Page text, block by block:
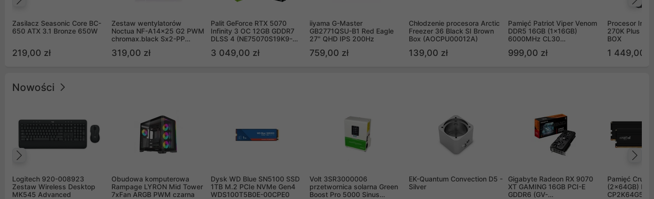
Zasilacz Seasonic Core BC-
650 ATX 3.1 Bronze 650W
219,00 zł
Zestaw wentylatorów
Noctua NF-A14x25 G2 PWM
chromax.black Sx2-PP
(2szt)
319,00 zł
Palit GeForce RTX 5070
Infinity 3 OC 12GB GDDR7
DLSS 4 (NE75070S19K9-
3 049,00 zł
iiyama G-Master
GB2771QSU-B1 Red Eagle
27" QHD IPS 200Hz
759,00 zł
Chłodzenie procesora Arctic
Freezer 36 Black SI Brown
Box (AOCPU00012A)
139,00 zł
Pamięć Patriot Viper Venom
DDR5 16GB (1x16GB)
6000MHz CL30
999,00 zł
Procesor Intel
270K Plus
BOX
1 449,00 zł
Nowości
Logitech 920-008923
Zestaw Wireless Desktop
MK545 Advanced
Obudowa komputerowa
Rampage LYRON Mid Tower
7xFan ARGB PWM czarna
Dysk WD Blue SN5100 SSD
1TB M.2 PCIe NVMe Gen4
WDS100T5B0E-00CPE0
Volt 3SR3000006
przetwornica solarna Green
Boost Pro 5000 Sinus
EK-Quantum Convection D5 -
Silver
Gigabyte Radeon RX 9070
XT GAMING 16GB PCI-E
GDDR6 (GV-
Pamięć
(2x64GB)